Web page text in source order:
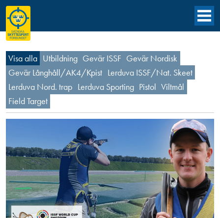
Visa alla Utbildning Gevär ISSF Gevär Nordisk
Gevär Långhåll/AK4/Kpist Lerduva ISSF/Nat. Skeet
Lerduva Nord. trap Lerduva Sporting Pistol Viltmål
Field Target